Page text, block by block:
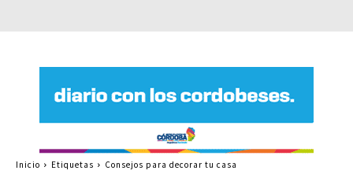
Inicio Etiquetas Consejos para decorar tu casa